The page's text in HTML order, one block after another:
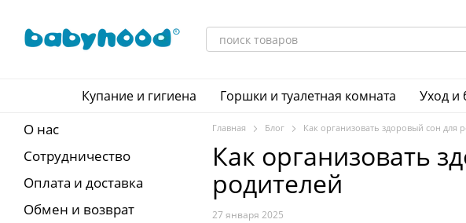
Купание и гигиена Горшки и туалетная комната Уход и
Главная Блог Как организовать здоровый сон для
Как организовать
родителей
27 января 2025
О нас
Сотрудничество
Оплата и доставка
Обмен и возврат